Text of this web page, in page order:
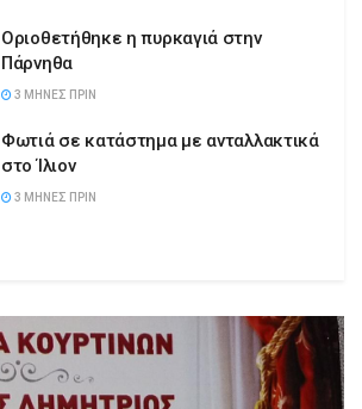
Οριοθετήθηκε η πυρκαγιά στην
Πάρνηθα
3 ΜΉΝΕΣ ΠΡΙΝ
Φωτιά σε κατάστημα με ανταλλακτικά
στο Ίλιον
3 ΜΉΝΕΣ ΠΡΙΝ